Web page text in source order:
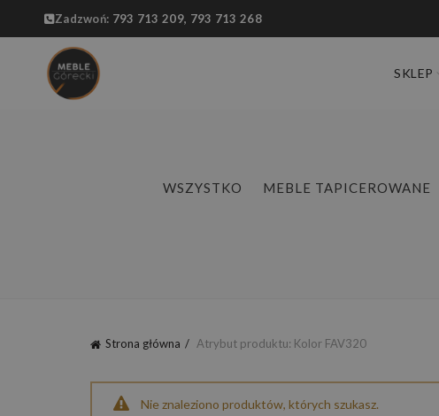
Zadzwoń: 793 713 209, 793 713 268
SKLEP
WSZYSTKO MEBLE TAPICEROWANE
Strona główna Atrybut produktu: Kolor FAV320
Nie znaleziono produktów, których szukasz.